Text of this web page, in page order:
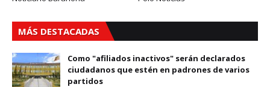
MÁS DESTACADAS
Como "afiliados inactivos" serán declarados
ciudadanos que estén en padrones de varios
partidos